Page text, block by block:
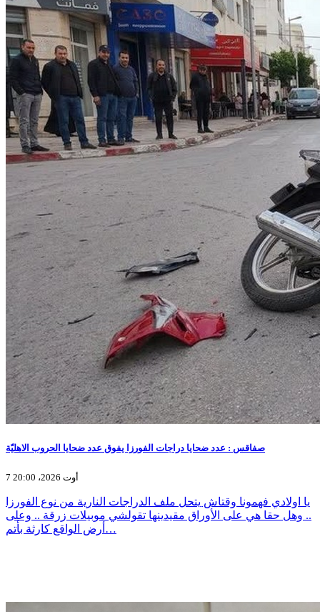
صفاقس : عدد ضحايا دراجات الفورزا يفوق عدد ضحايا الحروب الاهليّة
7 أوت 2026، 20:00
يا اولادي فهمونا وقتاش يتحل ملف الدراجات النارية من نوع الفورزا
.. وهل حقا هي على الأوراق مقيدينها تقولشي موبيلات زرقة .. وعلى
أرض الواقع كارثة بأتم…